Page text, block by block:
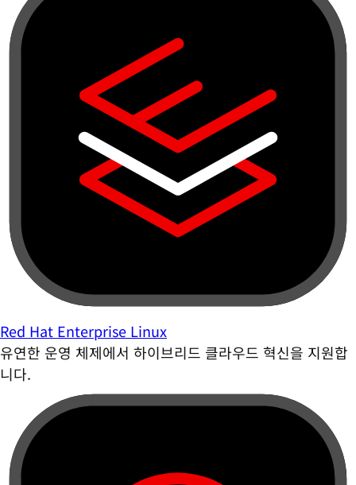
Red Hat Enterprise Linux
유연한 운영 체제에서 하이브리드 클라우드 혁신을 지원합
니다.